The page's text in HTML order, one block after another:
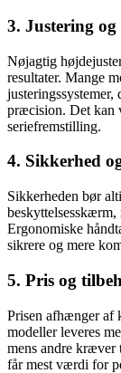
3. Justering
Nøjagtig
resultater. Mange
præcision. Det kan
seriefremstilling.
4. Sikkerhed
Sikkerheden bør
beskyttelsesskærm,
Ergonomiske
sikrere og mere
5. Pris og
Prisen afhænger af
modeller leveres
mens andre kræver
får mest værdi for